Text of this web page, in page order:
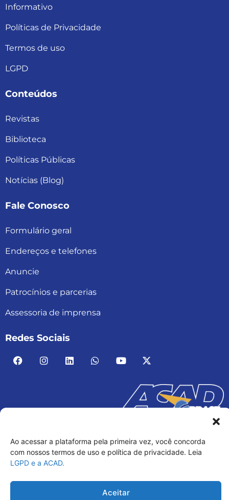
Ao acessar a plataforma pela primeira vez, você concorda
com nossos termos de uso e política de privacidade. Leia
LGPD e a ACAD.
Aceitar
Informativo
Políticas de Privacidade
Termos de uso
LGPD
Conteúdos
Revistas
Biblioteca
Políticas Públicas
Notícias (Blog)
Fale Conosco
Formulário geral
Endereços e telefones
Anuncie
Patrocínios e parcerias
Assessoria de imprensa
Redes Sociais
ACAD BRASIL – ASSOCIAÇÃO BRASILEIRA DE
ACADEMIAS
03.482.052.0001-30